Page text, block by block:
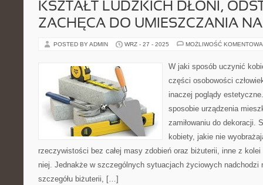
KSZTAŁT LUDZKICH DŁONI,
ZACHĘCA DO UMIESZCZANIA
POSTED BY ADMIN WRZ - 27 - 2025 MOŻLIWOŚĆ
W jaki sposób uczynić
części osobowości
inaczej poglądy
sposobie urządzenia
zamiłowaniu do dekoracji.
kobiety, jakie nie
rzeczywistości bez całej masy zdobień oraz biżuterii, inne z kolei
niej. Jednakże w szczególnych sytuacjach życiowych nadchodzi
szczegółu biżuterii, […]